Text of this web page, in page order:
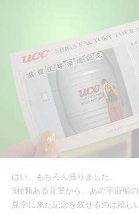
はい、もちろん撮りました。
3種類ある背景から、あの宇宙船
見学に来た記念を残せるのは嬉し